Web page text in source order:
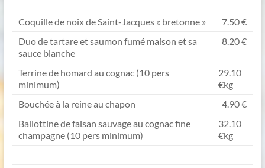
Coquille de noix de Saint-Jacques « bretonne »
7.50 €
Duo de tartare et saumon fumé maison et sa
sauce blanche
8.20 €
Terrine de homard au cognac (10 pers
minimum)
29.10
€kg
Bouchée à la reine au chapon
4.90 €
Ballottine de faisan sauvage au cognac fine
champagne (10 pers minimum)
32.10
€kg